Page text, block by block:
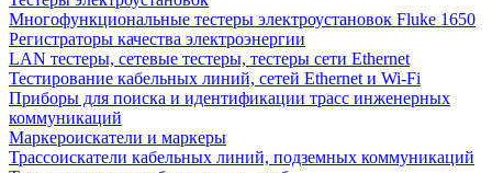
Многофункциональные тестеры электроустановок Fluke 1650
Регистраторы качества электроэнергии
LAN тестеры, сетевые тестеры, тестеры сети Ethernet
Тестирование кабельных линий, сетей Ethernet и Wi-Fi
Приборы для поиска и идентификации трасс инженерных
коммуникаций
Маркероискатели и маркеры
Трассоискатели кабельных линий, подземных коммуникаций